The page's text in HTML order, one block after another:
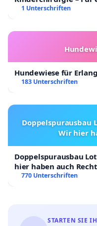
Kinder in Deutschland
1 Unterschriften
Hundewiese für
183 Unterschriften
Doppelspurausbau
Wir hier
Doppelspurausbau
hier haben auch
770 Unterschriften
STARTEN SIE